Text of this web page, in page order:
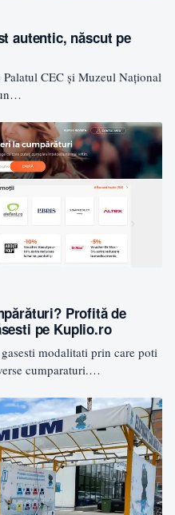
autentic, născut pe
CEC și Muzeul Național
Profită de
pe Kuplio.ro
modalitati prin care poti
cumparaturi.…